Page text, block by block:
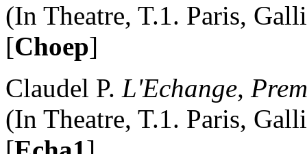
(In Theatre, T.1. Paris,
[Choep]
Claudel P. L'Echange,
(In Theatre, T.1. Paris,